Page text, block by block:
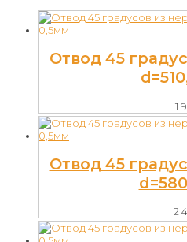
Отвод 45
1
Отвод 45
2